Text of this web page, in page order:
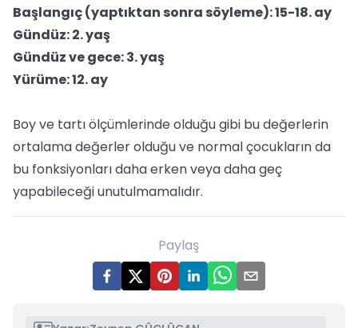
Başlangıç (yaptıktan sonra söyleme): 15-18. ay
Gündüz: 2. yaş
Gündüz ve gece: 3. yaş
Yürüme: 12. ay
Boy ve tartı ölçümlerinde olduğu gibi bu değerlerin
ortalama değerler olduğu ve normal çocukların da
bu fonksiyonları daha erken veya daha geç
yapabileceği unutulmamalıdır.
Paylaş